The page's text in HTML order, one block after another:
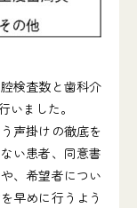
検査数と歯科介
いました。
声掛けの徹底を
い患者、同意書
、希望者につい
早めに行うよう